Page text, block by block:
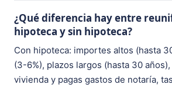
¿Qué diferencia hay entre
hipoteca y sin hipoteca?
Con hipoteca: importes altos (hasta
(3-6%), plazos largos (hasta 30
vivienda y pagas gastos de notaría,